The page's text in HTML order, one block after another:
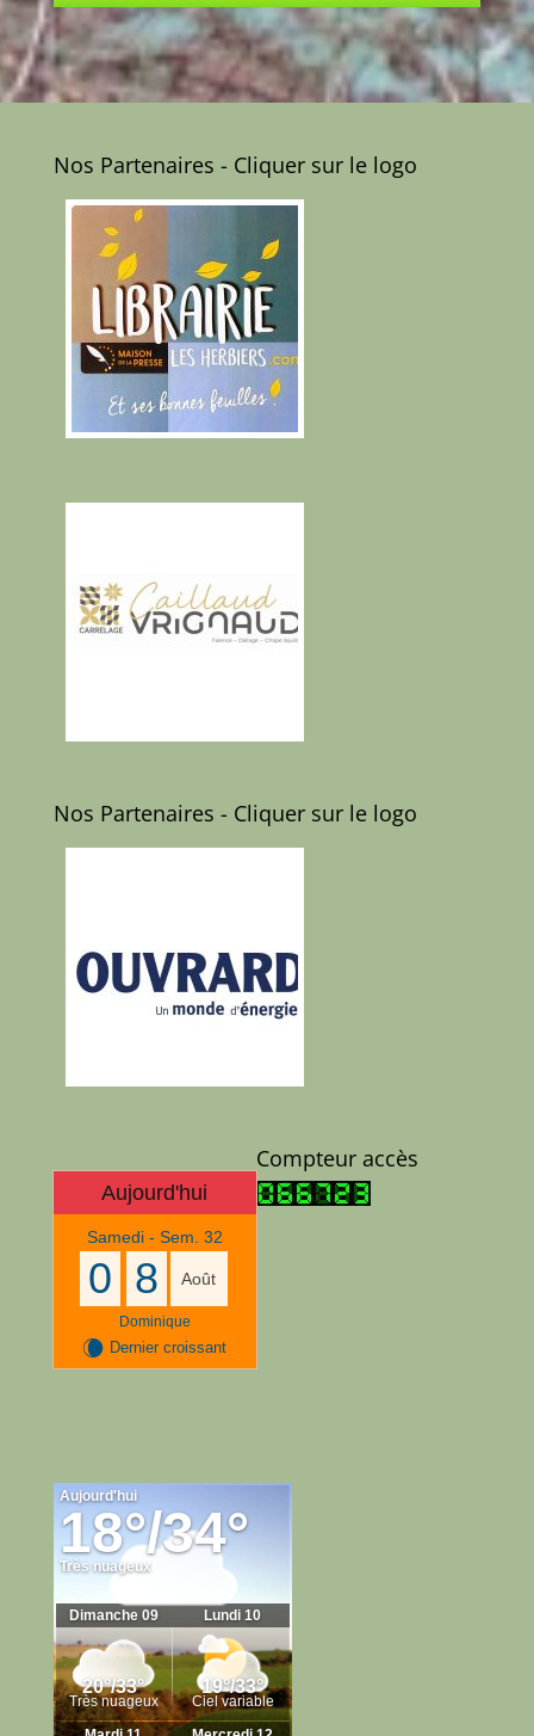
Nos Partenaires - Cliquer sur le logo
Nos Partenaires - Cliquer sur le logo
Aujourd'hui
Samedi - Sem. 32
0 8 Août
Dominique
W Dernier croissant
Compteur accès